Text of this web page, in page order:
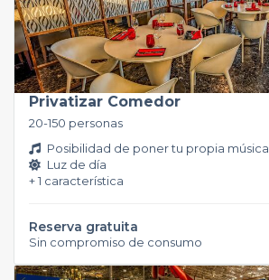
Privatizar Comedor
20-150 personas
Posibilidad de poner tu propia música
Luz de día
+ 1 característica
Reserva gratuita
Sin compromiso de consumo